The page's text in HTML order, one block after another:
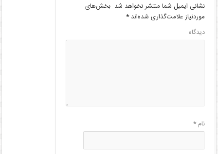
نشانی ایمیل شما منتشر نخواهد شد. بخش‌های
موردنیاز علامت‌گذاری شده‌اند*
دیدگاه
نام*